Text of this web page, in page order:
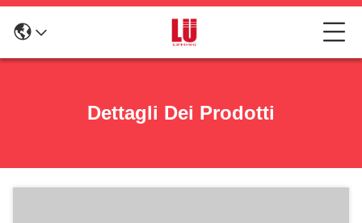
Dettagli Dei Prodotti